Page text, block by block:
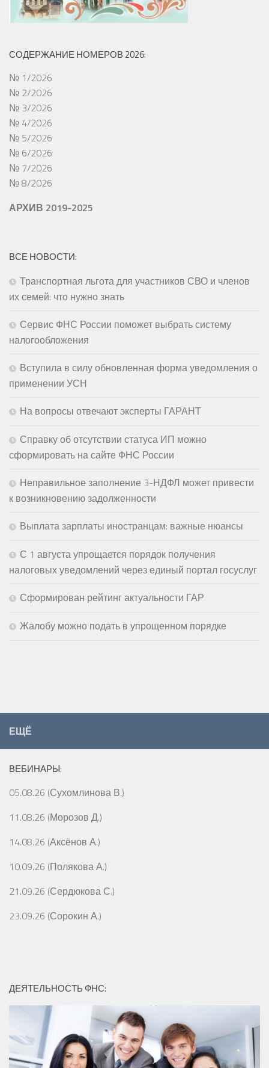
СОДЕРЖАНИЕ НОМЕРОВ 2026:
№ 1/2026
№ 2/2026
№ 3/2026
№ 4/2026
№ 5/2026
№ 6/2026
№ 7/2026
№ 8/2026
АРХИВ 2019-2025
ВСЕ НОВОСТИ:
Транспортная льгота для участников СВО и членов
их семей: что нужно знать
Сервис ФНС России поможет выбрать систему
налогообложения
Вступила в силу обновленная форма уведомления о
применении УСН
На вопросы отвечают эксперты ГАРАНТ
Справку об отсутствии статуса ИП можно
сформировать на сайте ФНС России
Неправильное заполнение 3-НДФЛ может привести
к возникновению задолженности
Выплата зарплаты иностранцам: важные нюансы
С 1 августа упрощается порядок получения
налоговых уведомлений через единый портал госуслуг
Сформирован рейтинг актуальности ГАР
Жалобу можно подать в упрощенном порядке
ЕЩЁ
ВЕБИНАРЫ:
05.08.26 (Сухомлинова В.)
11.08.26 (Морозов Д.)
14.08.26 (Аксёнов А.)
10.09.26 (Полякова А.)
21.09.26 (Сердюкова С.)
23.09.26 (Сорокин А.)
ДЕЯТЕЛЬНОСТЬ ФНС: